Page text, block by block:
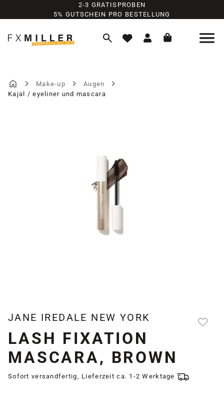
Zum Hauptinhalt springen
2-3 GRATISPROBEN
5% GUTSCHEIN PRO BESTELLUNG
Make-up
Augen
Kajal / eyeliner und mascara
JANE IREDALE NEW YORK
LASH FIXATION
MASCARA, BROWN
Sofort versandfertig, Lieferzeit ca. 1-2 Werktage